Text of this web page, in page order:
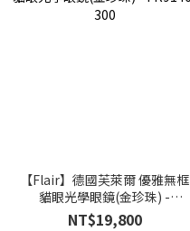
【Flair】德國芙萊爾 優雅無框
貓眼光學眼鏡(金珍珠) -
FR9146-300
NT$19,800